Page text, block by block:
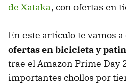
de Xataka, con ofertas en
En este artículo te vamos
ofertas en bicicleta y
trae el Amazon Prime Day
importantes chollos por